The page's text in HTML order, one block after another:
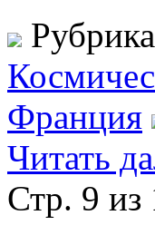
Франция
Читать
Стр. 9 из